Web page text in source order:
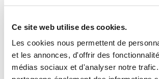
Ce site web utilise des cookies.
Les cookies nous permettent de
et les annonces, d'offrir des
médias sociaux et d'analyser notre
navigation pour les utilisateurs.
Lors de la publication d’un podcast,
deschapitres cliquablespour